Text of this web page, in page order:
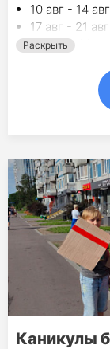
10 авг - 14
17 авг - 21
24 авг - 28
Раскрыть
Каникулы